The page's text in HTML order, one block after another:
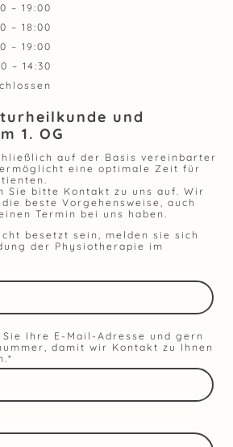
– 19:00
– 18:00
– 19:00
– 14:30
und
1. OG
auf der Basis vereinbarter
eine optimale Zeit für
Sie bitte Kontakt zu uns auf. Wir
beste Vorgehensweise, auch
Termin bei uns haben.
besetzt sein, melden sie sich
der Physiotherapie im
Ihre E-Mail-Adresse und gern
damit wir Kontakt zu Ihnen
*